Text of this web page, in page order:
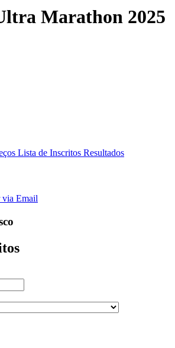
Marathon 2025
Lista de Inscritos Resultados
via Email